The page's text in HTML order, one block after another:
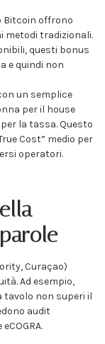
Bitcoin offrono
metodi tradizionali.
questi bonus
e quindi non
un semplice
per il house
la tassa. Questo
Cost” medio per
operatori.
Curaçao)
Ad esempio,
tavolo non superi il
audit